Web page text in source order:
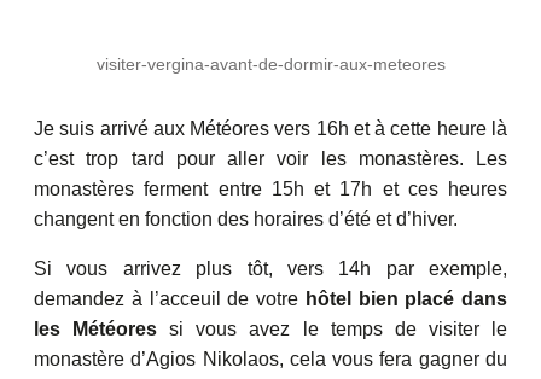
visiter-vergina-avant-de-dormir-aux-meteores
Je suis arrivé aux Météores vers 16h et à cette heure là
c’est trop tard pour aller voir les monastères. Les
monastères ferment entre 15h et 17h et ces heures
changent en fonction des horaires d’été et d’hiver.
Si vous arrivez plus tôt, vers 14h par exemple,
demandez à l’acceuil de votre hôtel bien placé dans
les Météores si vous avez le temps de visiter le
monastère d’Agios Nikolaos, cela vous fera gagner du